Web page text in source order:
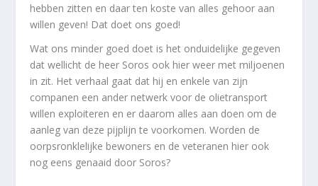
hebben zitten en daar ten koste van alles gehoor aan
willen geven! Dat doet ons goed!
Wat ons minder goed doet is het onduidelijke gegeven
dat wellicht de heer Soros ook hier weer met miljoenen
in zit. Het verhaal gaat dat hij en enkele van zijn
companen een ander netwerk voor de olietransport
willen exploiteren en er daarom alles aan doen om de
aanleg van deze pijplijn te voorkomen. Worden de
oorpsronklelijke bewoners en de veteranen hier ook
nog eens genaaid door Soros?